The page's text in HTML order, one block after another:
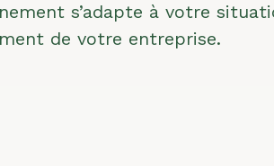
s’adapte à votre
de votre entreprise.